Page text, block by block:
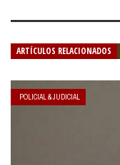
ARTÍCULOS RELACIONADOS
POLICIAL & JUDICIAL